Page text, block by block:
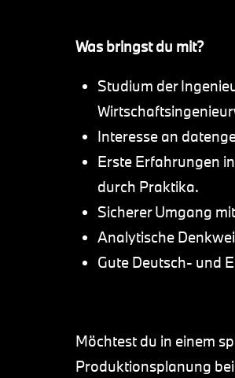
Was bringst du mit?
Studium der
Interesse an
Erste Erfahrungen
durch Praktika.
Sicherer Umgang
Analytische
Gute Deutsch- und
Möchtest du in einem
Produktionsplanung